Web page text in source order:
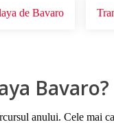
de Bavaro
Bavaro?
anului. Cele mai